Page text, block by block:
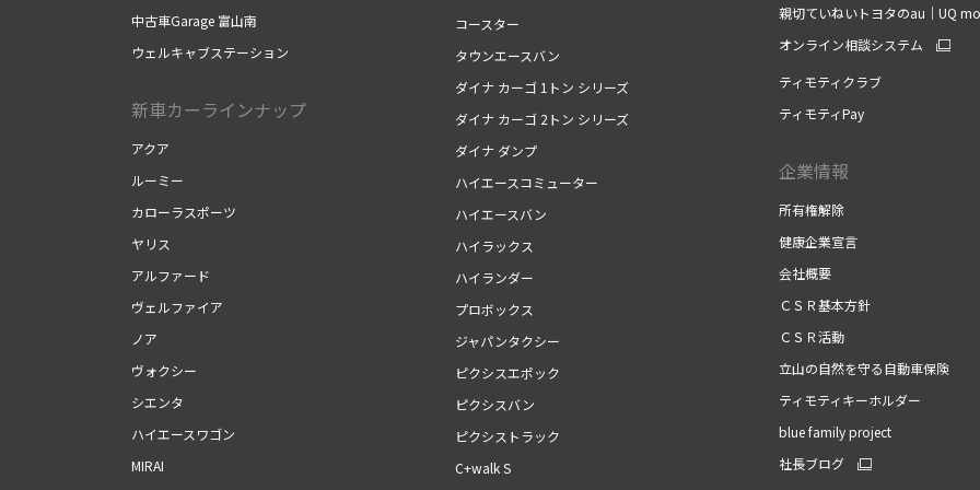
中古車Garage 富山南
ウェルキャブステーション
新車カーラインナップ
アクア
ルーミー
カローラスポーツ
ヤリス
アルファード
ヴェルファイア
ノア
ヴォクシー
シエンタ
ハイエースワゴン
MIRAI
コースター
タウンエースバン
ダイナ カーゴ 1トン シリーズ
ダイナ カーゴ 2トン シリーズ
ダイナ ダンプ
ハイエースコミューター
ハイエースバン
ハイラックス
ハイランダー
プロボックス
ジャパンタクシー
ピクシスエポック
ピクシスバン
ピクシストラック
C+walk S
親切ていねいトヨタのau｜UQ
オンライン相談システム
ティモティクラブ
ティモティPay
企業情報
所有権解除
健康企業宣言
会社概要
ＣＳＲ基本方針
ＣＳＲ活動
立山の自然を守る自動車保険
ティモティキーホルダー
blue family project
社長ブログ